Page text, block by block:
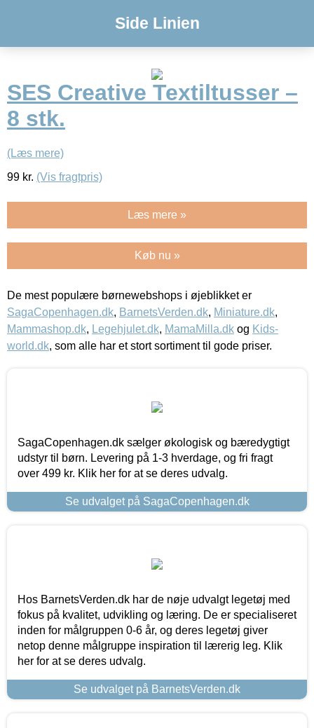
Side Linien
SES Creative Textiltusser –
8 stk.
(Læs mere)
99 kr. (Vis fragtpris)
Læs mere »
Køb nu »
De mest populære børnewebshops i øjeblikket er
SagaCopenhagen.dk, BarnetsVerden.dk, Miniature.dk,
Mammashop.dk, Legehjulet.dk, MamaMilla.dk og Kids-
world.dk, som alle har et stort sortiment til gode priser.
SagaCopenhagen.dk sælger økologisk og bæredygtigt
udstyr til børn. Levering på 1-3 hverdage, og fri fragt
over 499 kr. Klik her for at se deres udvalg.
Se udvalget på SagaCopenhagen.dk
Hos BarnetsVerden.dk har de nøje udvalgt legetøj med
fokus på kvalitet, udvikling og læring. De er specialiseret
inden for målgruppen 0-6 år, og deres legetøj giver
netop denne målgruppe inspiration til lærerig leg. Klik
her for at se deres udvalg.
Se udvalget på BarnetsVerden.dk